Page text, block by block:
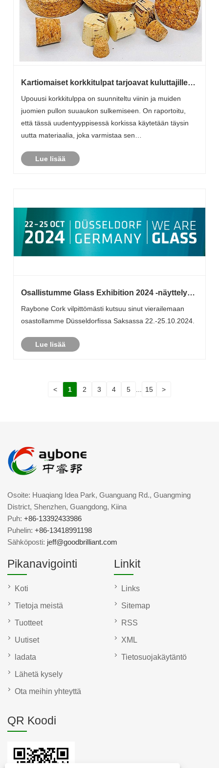
Kartiomaiset korkkitulpat tarjoavat kuluttajille
Upouusi korkkitulppa on suunniteltu viinin ja muiden
juomien pullon suuaukon sulkemiseen. On raportoitu,
että tässä uudentyyppisessä korkissa käytetään täysin
uutta materiaalia, joka varmistaa sen
varmistetaan tuotteen ympäristönsuojelu.
Lue lisää
Osallistumme Glass Exhibition 2024 -näyttelyyn
​Raybone Cork vilpittömästi kutsuu sinut vierailemaan
osastollamme Düsseldorfissa Saksassa 22.-25.10.2024.
Lue lisää
< 1 2 3 4 5 15 >
Osoite: Huaqiang Idea Park, Guanguang Rd., Guangming
District, Shenzhen, Guangdong, Kiina
Puh: +86-13392433986
Puhelin: +86-13418991198
Sähköposti: jeff@goodbrilliant.com
Pikanavigointi
Koti
Tietoja meistä
Tuotteet
Uutiset
ladata
Lähetä kysely
Ota meihin yhteyttä
Linkit
Links
Sitemap
RSS
XML
Tietosuojakäytäntö
QR Koodi